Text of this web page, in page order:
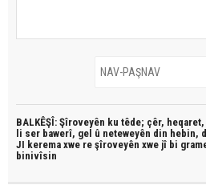
BALKÊŞÎ: Şîroveyên ku têde; çêr,
li ser bawerî, gel û neteweyên din hebin,
JI kerema xwe re şîroveyên xwe jî bi
binivîsin